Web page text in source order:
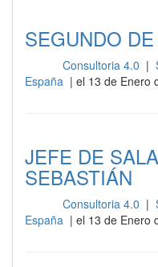
SEGUNDO
Consultoria 4.0 |
España | el 13 de Enero
JEFE DE
SEBASTIÁN
Consultoria 4.0 |
España | el 13 de Enero